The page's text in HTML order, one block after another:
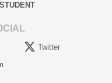
Twitter